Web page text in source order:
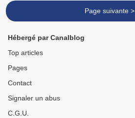
Page suivante >
Hébergé par Canalblog
Top articles
Pages
Contact
Signaler un abus
C.G.U.